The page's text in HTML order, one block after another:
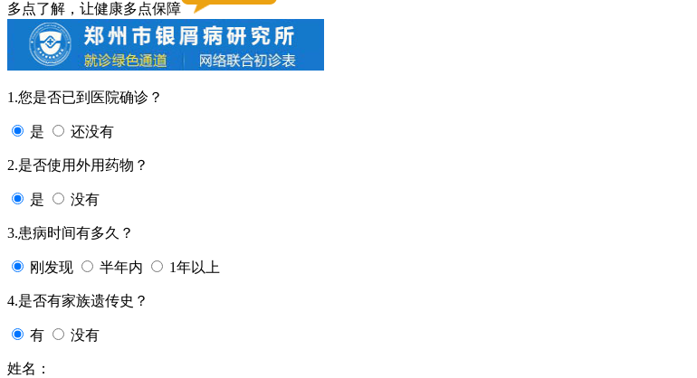
多点了解，让健康多点保障
1.您是否已到医院确诊？
是 还没有
2.是否使用外用药物？
是 没有
3.患病时间有多久？
刚发现 半年内 1年以上
4.是否有家族遗传史？
有 没有
姓名：